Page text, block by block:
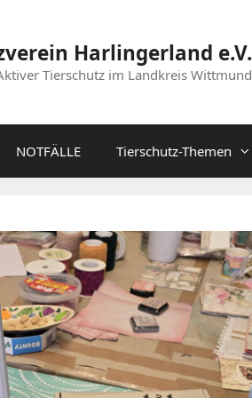
Harlingerland e.V.
Tierschutz im Landkreis Wittmund
NOTFÄLLE Tierschutz-Themen